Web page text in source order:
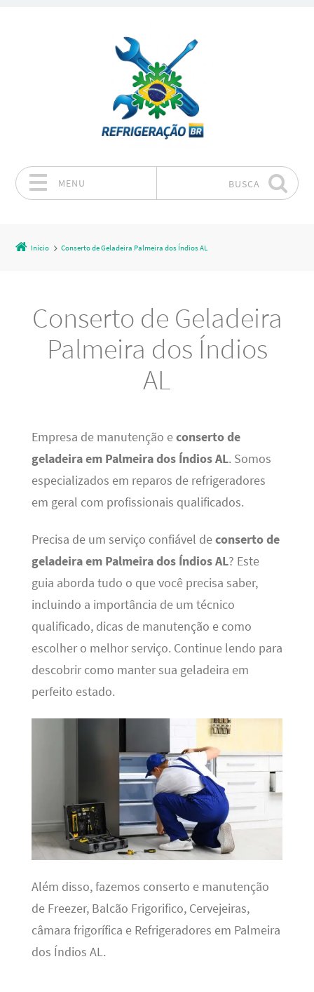
MENU BUSCA
Início Conserto de Geladeira Palmeira dos Índios AL
Conserto de Geladeira
Palmeira dos Índios
AL
Empresa de manutenção econserto de
geladeira em Palmeira dos Índios AL. Somos
especializados em reparos de refrigeradores
em geral com profissionais qualificados.
Precisa de um serviço confiável deconserto de
geladeira em Palmeira dos Índios AL? Este
guia aborda tudo o que você precisa saber,
incluindo a importância de um técnico
qualificado, dicas de manutenção e como
escolher o melhor serviço. Continue lendo para
descobrir como manter sua geladeira em
perfeito estado.
Além disso, fazemos conserto e manutenção
de Freezer, Balcão Frigorifico, Cervejeiras,
câmara frigorífica e Refrigeradores em Palmeira
dos Índios AL.